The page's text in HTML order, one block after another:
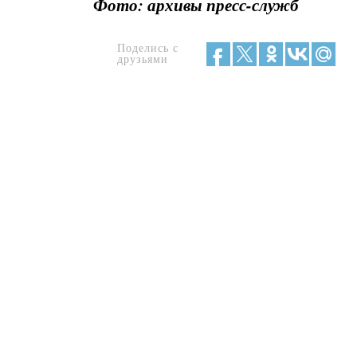
Фото: архивы пресс-служб
Поделись с
друзьями